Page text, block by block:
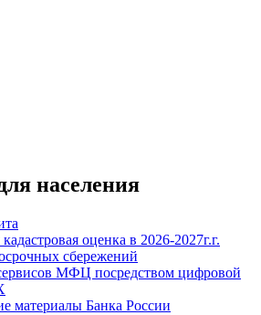
населения
оценка в 2026-2027г.г.
сбережений
МФЦ посредством цифровой
материалы Банка России